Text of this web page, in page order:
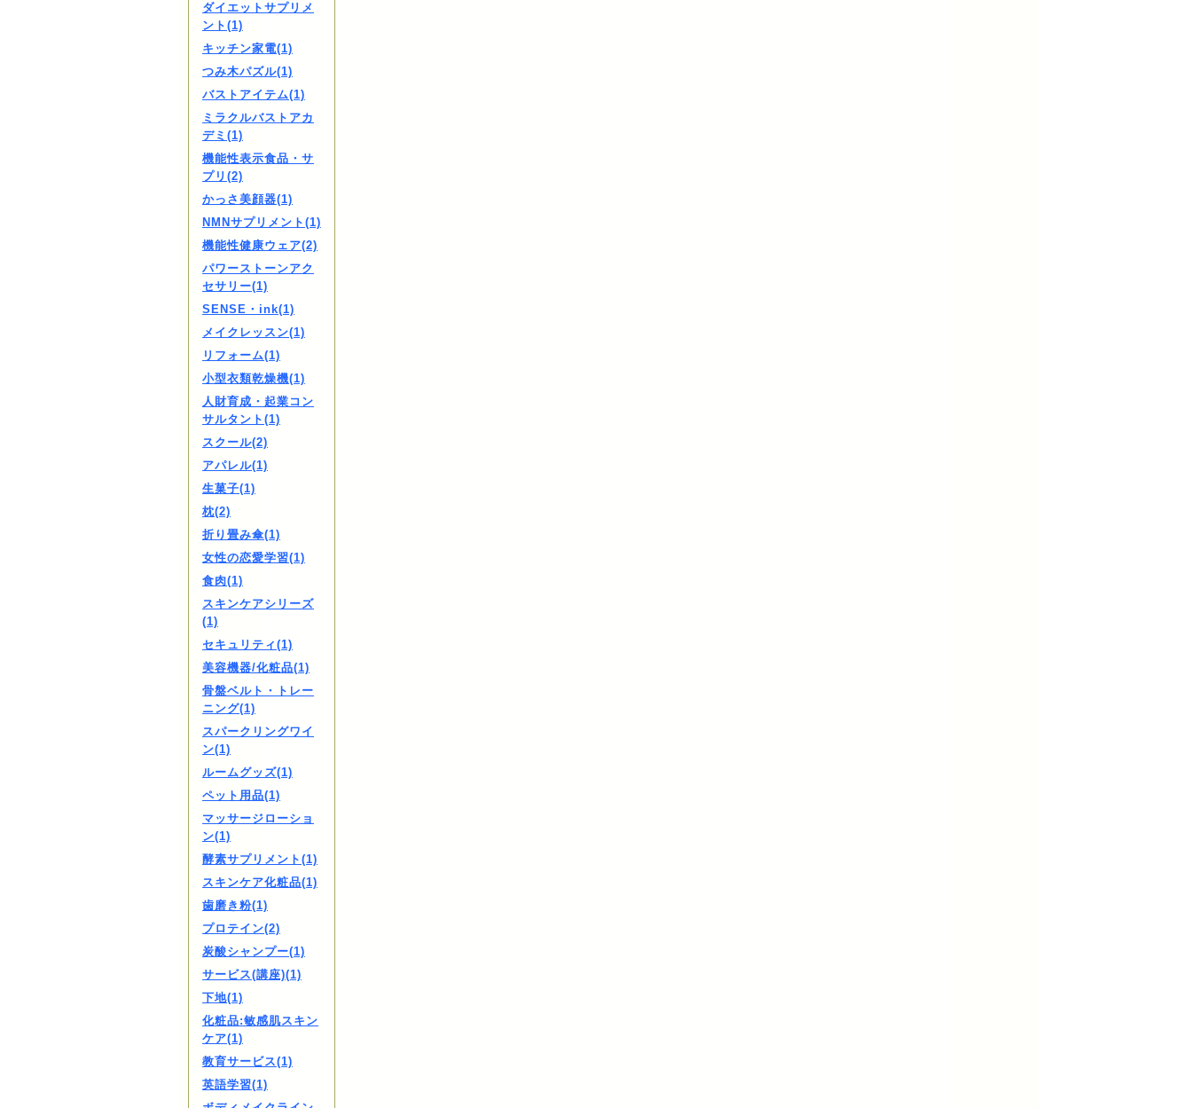
ダイエットサプリメ
ント(1)
キッチン家電(1)
つみ木パズル(1)
バストアイテム(1)
ミラクルバストアカ
デミ(1)
機能性表示食品・サ
プリ(2)
かっさ美顔器(1)
NMNサプリメント(1)
機能性健康ウェア(2)
パワーストーンアク
セサリー(1)
SENSE・ink(1)
メイクレッスン(1)
リフォーム(1)
小型衣類乾燥機(1)
人財育成・起業コン
サルタント(1)
スクール(2)
アパレル(1)
生菓子(1)
枕(2)
折り畳み傘(1)
女性の恋愛学習(1)
食肉(1)
スキンケアシリーズ
(1)
セキュリティ(1)
美容機器/化粧品(1)
骨盤ベルト・トレー
ニング(1)
スパークリングワイ
ン(1)
ルームグッズ(1)
ペット用品(1)
マッサージローショ
ン(1)
酵素サプリメント(1)
スキンケア化粧品(1)
歯磨き粉(1)
プロテイン(2)
炭酸シャンプー(1)
サービス(講座)(1)
下地(1)
化粧品:敏感肌スキン
ケア(1)
教育サービス(1)
英語学習(1)